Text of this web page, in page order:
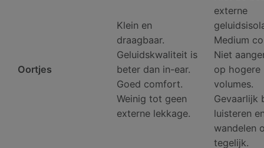
Oortjes
Klein en
draagbaar.
Geluidskwaliteit is
beter dan in-ear.
Goed comfort.
Weinig tot geen
externe lekkage.
externe
Medium
Niet
op hogere
volumes.
Gevaarlijk
luisteren
wandelen
tegelijk.